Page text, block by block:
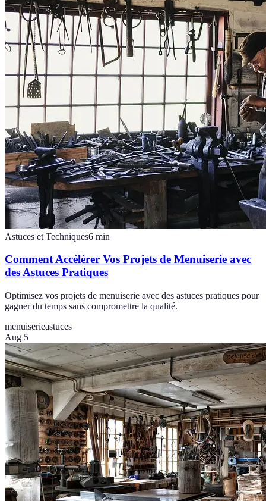
Astuces et Techniques6 min
Comment Accélérer Vos Projets de Menuiserie avec
des Astuces Pratiques
Optimisez vos projets de menuiserie avec des astuces pratiques pour
gagner du temps sans compromettre la qualité.
menuiserieastuces
Aug 5